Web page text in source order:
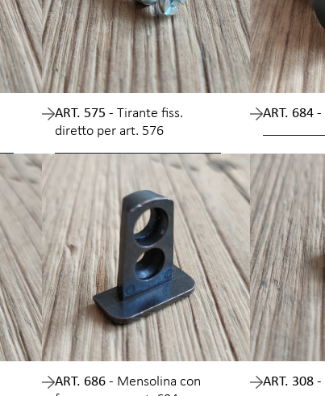
ART. 575 -Tirante fiss.
diretto per art. 576
ART. 684 -
ART. 686 - Mensolina con
ART. 308 -